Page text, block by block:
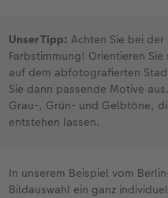
Unser Tipp: Achten Sie bei
Farbstimmung! Orientieren
auf dem abfotografierten
Sie dann passende Motive
Grau-, Grün- und Gelbtöne,
entstehen lassen.
In unserem Beispiel vom
Bildauswahl ein ganz